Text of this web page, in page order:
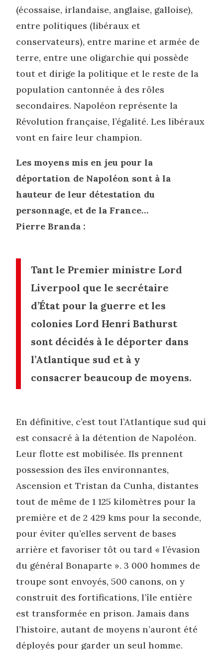
(écossaise, irlandaise, anglaise, galloise),
entre politiques (libéraux et
conservateurs), entre marine et armée de
terre, entre une oligarchie qui possède
tout et dirige la politique et le reste de la
population cantonnée à des rôles
secondaires. Napoléon représente la
Révolution française, l’égalité. Les libéraux
vont en faire leur champion.
Les moyens mis en jeu pour la
déportation de Napoléon sont à la
hauteur de leur détestation du
personnage, et de la France…
Pierre Branda :
Tant le Premier ministre Lord
Liverpool que le secrétaire
d’État pour la guerre et les
colonies Lord Henri Bathurst
sont décidés à le déporter dans
l’Atlantique sud et à y
consacrer beaucoup de moyens.
En définitive, c’est tout l’Atlantique sud qui
est consacré à la détention de Napoléon.
Leur flotte est mobilisée. Ils prennent
possession des îles environnantes,
Ascension et Tristan da Cunha, distantes
tout de même de 1 125 kilomètres pour la
première et de 2 429 kms pour la seconde,
pour éviter qu’elles servent de bases
arrière et favoriser tôt ou tard « l’évasion
du général Bonaparte ». 3 000 hommes de
troupe sont envoyés, 500 canons, on y
construit des fortifications, l’île entière
est transformée en prison. Jamais dans
l’histoire, autant de moyens n’auront été
déployés pour garder un seul homme.